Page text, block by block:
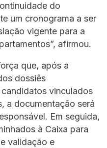
do
um cronograma a ser
vigente para a
afirmou.
que, após a
dossiês
vinculados
a documentação será
Em seguida,
à Caixa para
validação e